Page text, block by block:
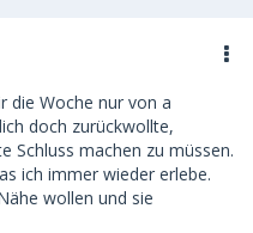
die Woche nur von a
doch zurückwollte,
Schluss machen zu müssen.
ich immer wieder erlebe.
wollen und sie